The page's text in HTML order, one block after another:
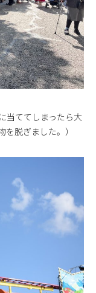
当ててしまったら大
脱ぎました。）